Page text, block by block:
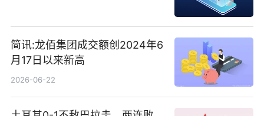
简讯:龙佰集团成交额创2024年6
月17日以来新高
2026-06-22